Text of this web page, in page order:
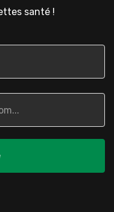
santé !